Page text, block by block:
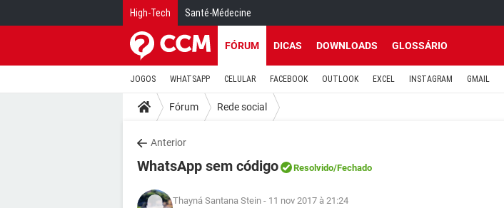
High-Tech Santé-Médecine
FÓRUM DICAS DOWNLOADS GLOSSÁRIO
JOGOS WHATSAPP CELULAR FACEBOOK OUTLOOK EXCEL INSTAGRAM GMAIL
Fórum Rede social
Anterior
WhatsApp sem código Resolvido/Fechado
Thayná Santana Stein - 11 nov 2017 à 21:24